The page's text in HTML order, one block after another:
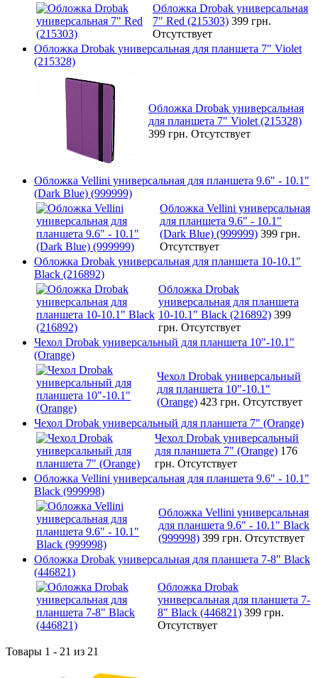
Обложка Drobak универсальная
7" Red (215303) 399 грн.
Отсутствует
Обложка Drobak универсальная для планшета 7" Violet
(215328)
Обложка Drobak универсальная
для планшета 7" Violet (215328)
399 грн. Отсутствует
Обложка Vellini универсальная для планшета 9.6" - 10.1"
(Dark Blue) (999999)
Обложка Vellini универсальная
для планшета 9.6" - 10.1"
(Dark Blue) (999999) 399 грн.
Отсутствует
Обложка Drobak универсальная для планшета 10-10.1"
Black (216892)
Обложка Drobak
универсальная для планшета
10-10.1" Black (216892) 399
грн. Отсутствует
Чехол Drobak универсальный для планшета 10"-10.1"
(Orange)
Чехол Drobak универсальный
для планшета 10"-10.1"
(Orange) 423 грн. Отсутствует
Чехол Drobak универсальный для планшета 7" (Orange)
Чехол Drobak универсальный
для планшета 7" (Orange) 176
грн. Отсутствует
Обложка Vellini универсальная для планшета 9.6" - 10.1"
Black (999998)
Обложка Vellini универсальная
для планшета 9.6" - 10.1" Black
(999998) 399 грн. Отсутствует
Обложка Drobak универсальная для планшета 7-8" Black
(446821)
Обложка Drobak
универсальная для планшета 7-
8" Black (446821) 399 грн.
Отсутствует
Товары 1 - 21 из 21